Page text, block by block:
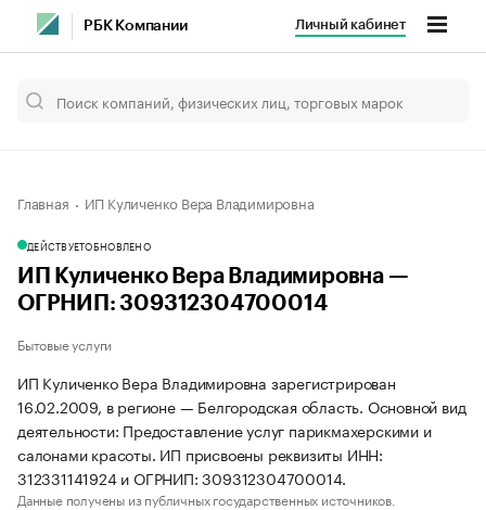
РБК Компании Личный кабинет
Главная ИП Куличенко Вера Владимировна
ДЕЙСТВУЕТОБНОВЛЕНО
ИП Куличенко Вера Владимировна —
ОГРНИП: 309312304700014
Бытовые услуги
ИП Куличенко Вера Владимировна зарегистрирован
16.02.2009, в регионе — Белгородская область. Основной вид
деятельности: Предоставление услуг парикмахерскими и
салонами красоты. ИП присвоены реквизиты ИНН:
312331141924 и ОГРНИП: 309312304700014.
Данные получены из публичных государственных источников.